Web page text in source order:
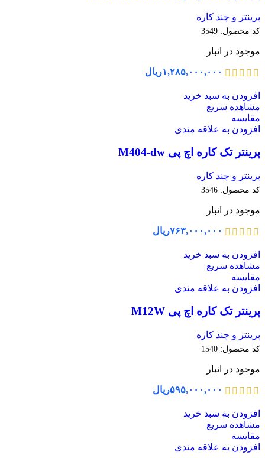
پرینتر و چند کاره
کد محصول: 3549
موجود در انبار
۱,۲۸۵,۰۰۰,۰۰۰ریال
افزودن به سبد خرید
مشاهده سریع
مقایسه
افزودن به علاقه مندی
پرینتر تک کاره اچ پی M404-dw
پرینتر و چند کاره
کد محصول: 3546
موجود در انبار
۷۶۳,۰۰۰,۰۰۰ریال
افزودن به سبد خرید
مشاهده سریع
مقایسه
افزودن به علاقه مندی
پرینتر تک کاره اچ پی M12W
پرینتر و چند کاره
کد محصول: 1540
موجود در انبار
۵۹۵,۰۰۰,۰۰۰ریال
افزودن به سبد خرید
مشاهده سریع
مقایسه
افزودن به علاقه مندی